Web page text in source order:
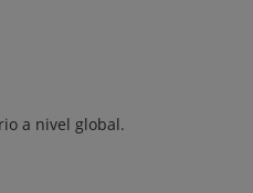
a nivel global.